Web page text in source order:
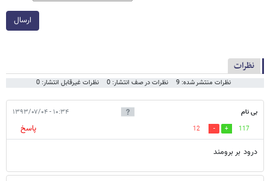
ارسال
نظرات
نظرات منتشر شده: 9 نظرات در صف انتشار: 0 نظرات غیرقابل انتشار: 0
بی نام ۱۰:۳۴ - ۱۳۹۳/۰۷/۰۴
117
12
پاسخ
درود بر برومند